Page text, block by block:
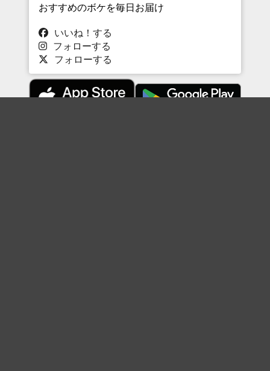
おすすめのボケを毎日お届け
いいね！する
フォローする
フォローする